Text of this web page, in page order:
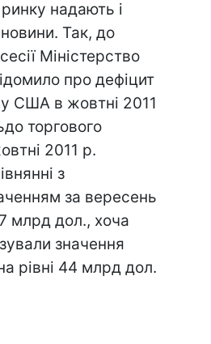
надають і
Так, до
Міністерство
про дефіцит
США в жовтні 2011
торгового
2011 р.
з
за вересень
млрд дол., хоча
значення
рівні 44 млрд дол.